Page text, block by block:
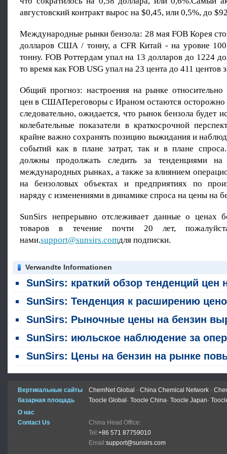
августовский контракт вырос на $0,45, или 0,5%, до
Международные рынки бензола: 28 мая FOB Корея
долларов США / тонну, а CFR Китай - на уровне
тонну. FOB Роттердам упал на 13 долларов до 1224
то время как FOB USG упал на 23 цента до 411 центов
Общий прогноз: настроения на рынке относительно
цен в СШАПереговоры с Ираном остаются
следовательно, ожидается, что рынок бензола будет
колебательные показатели в краткосрочной
крайне важно сохранять позицию выжидания и
событий как в плане затрат, так и в плане
должны продолжать следить за тенденциями
международных рынках, а также за влиянием
на бензоловых объектах и предприятиях по
наряду с изменениями в динамике спроса на цены на
SunSirs непрерывно отслеживает данные о ценах
товаров в течение почти 20 лет,
нами.support@sunsirs.comдля подписки.
Verwandte Informationen
SunSirs: краткий обзор тенденций цен на бензол в
SunSirs: Тенденция к расширению ценового разрыва между отечественным бензолом и стиролом, вероятно, сохранится в краткосрочной
SunSirs: Рыночные цены на бензин выросли на прошлой неделе (13 - 17
SunSirs: июльское наблюдение за операциями на мировом рынке
SunSirs: Цены на бензин на рынке повысились 9
Вертикальные сайты ChemNet Global - China Chemical Network -
базарная площадь
Toocle Global- Toocle China- Toocle Japan-
О нас
Contact Us
China Head Office:
Tel:+86 571 87759010
Email:support@sunsirs.com